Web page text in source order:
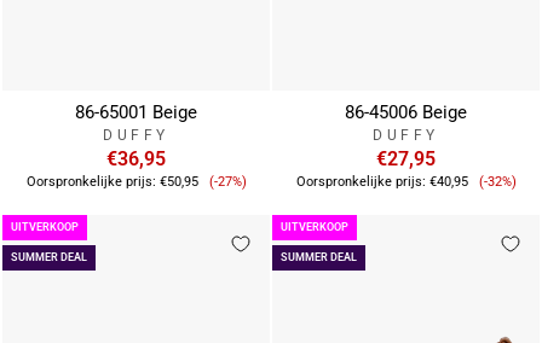
86-65001 Beige
DUFFY
€36,95
Oorspronkelijke prijs: €50,95 Verkoopprijs
(-27%)
86-45006 Beige
DUFFY
€27,95
Oorspronkelijke prijs: €40,95 (-32%)
SUMMER DEAL
UITVERKOOP
SUMMER DEAL
UITVERKOOP